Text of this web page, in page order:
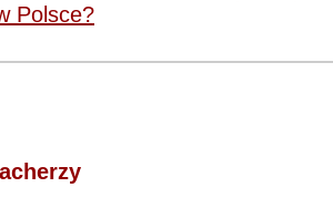
Polsce?